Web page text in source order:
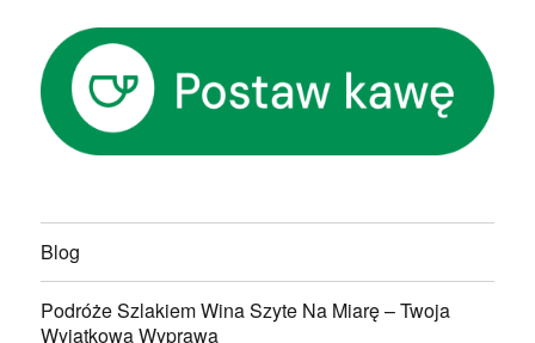
Blog
Podróże Szlakiem Wina Szyte Na Miarę – Twoja
Wyjątkowa Wyprawa